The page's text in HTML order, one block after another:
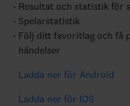
Resultat och statistik för
Spelarstatistik
Följ ditt favoritlag och få
händelser
Ladda ner för Android
Ladda ner för IOS